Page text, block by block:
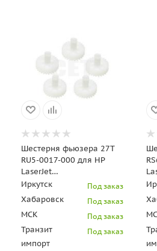
Шестерня фьюзера 27T
RU5-0017-000 для HP
LaserJet
4200/4300/4250/4350
(CET), CET1070
Иркутск Под заказ
Хабаровск Под заказ
МСК Под заказ
Транзит
импорт
Под заказ